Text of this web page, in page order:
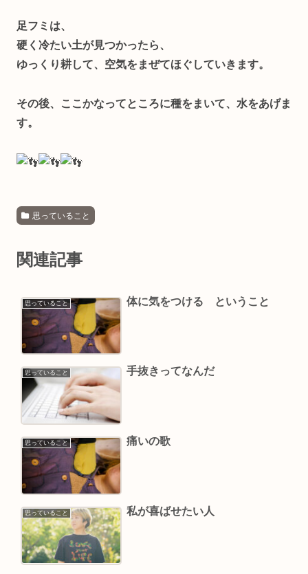
足フミは、
硬く冷たい土が見つかったら、
ゆっくり耕して、空気をまぜてほぐしていきます。
その後、ここかなってところに種をまいて、水をあげま
す。
思っていること
関連記事
思っていること 体に気をつける ということ
思っていること 手抜きってなんだ
思っていること 痛いの歌
思っていること 私が喜ばせたい人